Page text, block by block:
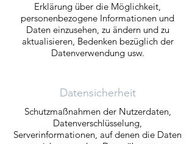
Erklärung über die Möglichkeit,
personenbezogene Informationen und
Daten einzusehen, zu ändern und zu
aktualisieren, Bedenken bezüglich der
Datenverwendung usw.
Datensicherheit
Schutzmaßnahmen der Nutzerdaten,
Datenverschlüsselung,
Serverinformationen, auf denen die Daten